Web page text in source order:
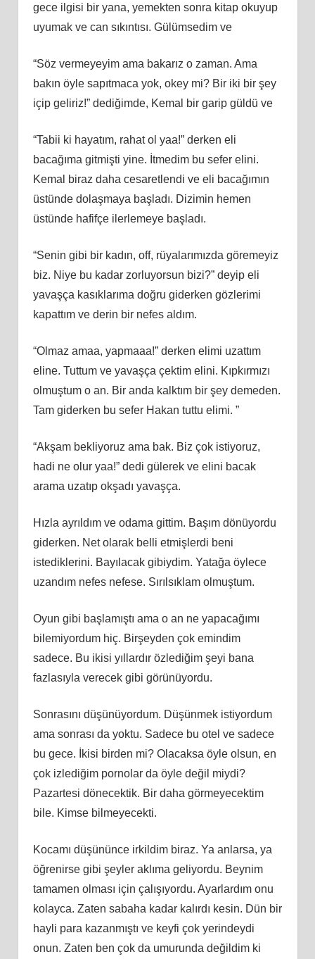
gece ilgisi bir yana, yemekten sonra kitap okuyup
uyumak ve can sıkıntısı. Gülümsedim ve
“Söz vermeyeyim ama bakarız o zaman. Ama
bakın öyle sapıtmaca yok, okey mi? Bir iki bir şey
içip geliriz!” dediğimde, Kemal bir garip güldü ve
“Tabii ki hayatım, rahat ol yaa!” derken eli
bacağıma gitmişti yine. İtmedim bu sefer elini.
Kemal biraz daha cesaretlendi ve eli bacağımın
üstünde dolaşmaya başladı. Dizimin hemen
üstünde hafifçe ilerlemeye başladı.
“Senin gibi bir kadın, off, rüyalarımızda göremeyiz
biz. Niye bu kadar zorluyorsun bizi?” deyip eli
yavaşça kasıklarıma doğru giderken gözlerimi
kapattım ve derin bir nefes aldım.
“Olmaz amaa, yapmaaa!” derken elimi uzattım
eline. Tuttum ve yavaşça çektim elini. Kıpkırmızı
olmuştum o an. Bir anda kalktım bir şey demeden.
Tam giderken bu sefer Hakan tuttu elimi. ”
“Akşam bekliyoruz ama bak. Biz çok istiyoruz,
hadi ne olur yaa!” dedi gülerek ve elini bacak
arama uzatıp okşadı yavaşça.
Hızla ayrıldım ve odama gittim. Başım dönüyordu
giderken. Net olarak belli etmişlerdi beni
istediklerini. Bayılacak gibiydim. Yatağa öylece
uzandım nefes nefese. Sırılsıklam olmuştum.
Oyun gibi başlamıştı ama o an ne yapacağımı
bilemiyordum hiç. Birşeyden çok emindim
sadece. Bu ikisi yıllardır özlediğim şeyi bana
fazlasıyla verecek gibi görünüyordu.
Sonrasını düşünüyordum. Düşünmek istiyordum
ama sonrası da yoktu. Sadece bu otel ve sadece
bu gece. İkisi birden mi? Olacaksa öyle olsun, en
çok izlediğim pornolar da öyle değil miydi?
Pazartesi dönecektik. Bir daha görmeyecektim
bile. Kimse bilmeyecekti.
Kocamı düşününce irkildim biraz. Ya anlarsa, ya
öğrenirse gibi şeyler aklıma geliyordu. Beynim
tamamen olması için çalışıyordu. Ayarlardım onu
kolayca. Zaten sabaha kadar kalırdı kesin. Dün bir
hayli para kazanmıştı ve keyfi çok yerindeydi
onun. Zaten ben çok da umurunda değildim ki